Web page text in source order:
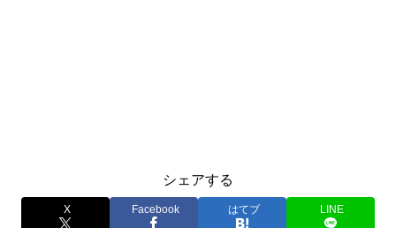
シェアする
X Facebook はてブ LINE